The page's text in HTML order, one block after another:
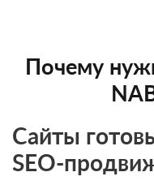
Почему
Cайты
SEO-